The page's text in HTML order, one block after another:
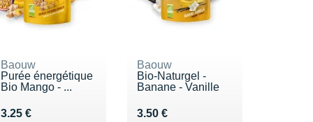
Baouw
Purée énergétique
Bio Mango - ...
3.25 €
Vendu 3.25 €
Baouw
Bio-Naturgel -
Banane - Vanille
3.50 €
Vendu 3.50 €